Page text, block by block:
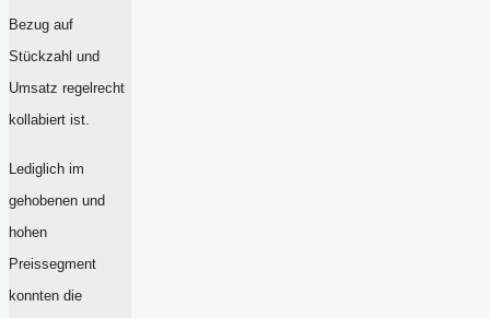
Bezug auf
Stückzahl und
Umsatz regelrecht
kollabiert ist.
Lediglich im
gehobenen und
hohen
Preissegment
konnten die